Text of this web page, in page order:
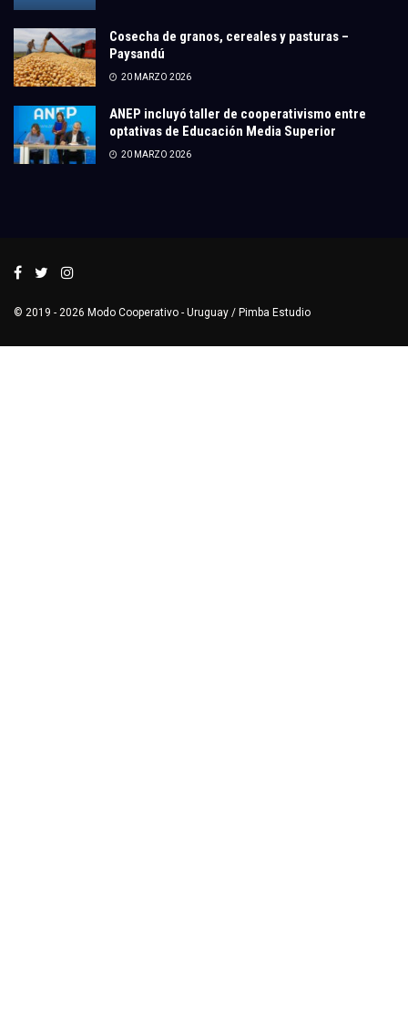
Cosecha de granos, cereales y pasturas –
Paysandú
20 MARZO 2026
ANEP incluyó taller de cooperativismo entre
optativas de Educación Media Superior
20 MARZO 2026
© 2019 - 2026 Modo Cooperativo - Uruguay / Pimba Estudio